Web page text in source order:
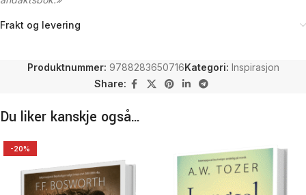
Frakt og levering
Produktnummer: 9788283650716Kategori: Inspirasjon
Share:
Du liker kanskje også…
-20%